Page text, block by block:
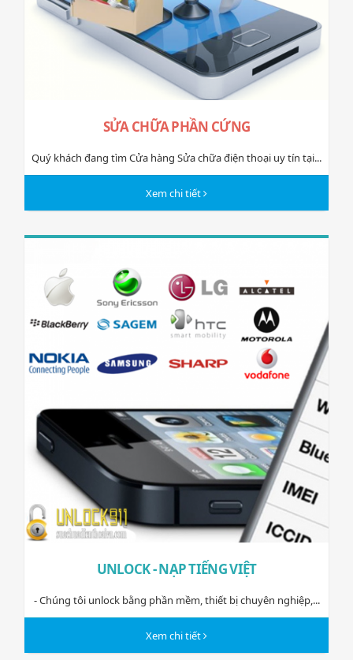
SỬA CHỮA PHẦN CỨNG
Quý khách đang tìm Cửa hàng Sửa chữa điện thoại uy tín tại...
Xem chi tiết
UNLOCK - NẠP TIẾNG VIỆT
- Chúng tôi unlock bằng phần mềm, thiết bị chuyên nghiệp,...
Xem chi tiết